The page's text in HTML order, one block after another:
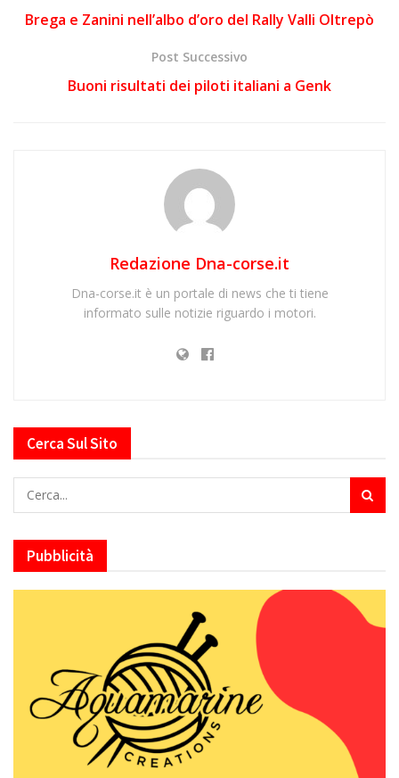
Brega e Zanini nell’albo d’oro del Rally Valli Oltrepò
Post Successivo
Buoni risultati dei piloti italiani a Genk
Redazione Dna-corse.it
Dna-corse.it è un portale di news che ti tiene
informato sulle notizie riguardo i motori.
Cerca Sul Sito
Pubblicità